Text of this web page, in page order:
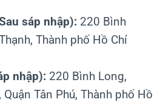
sáp nhập): 220 Bình
Thành phố Hồ Chí
nhập): 220 Bình Long,
Tân Phú, Thành phố Hồ